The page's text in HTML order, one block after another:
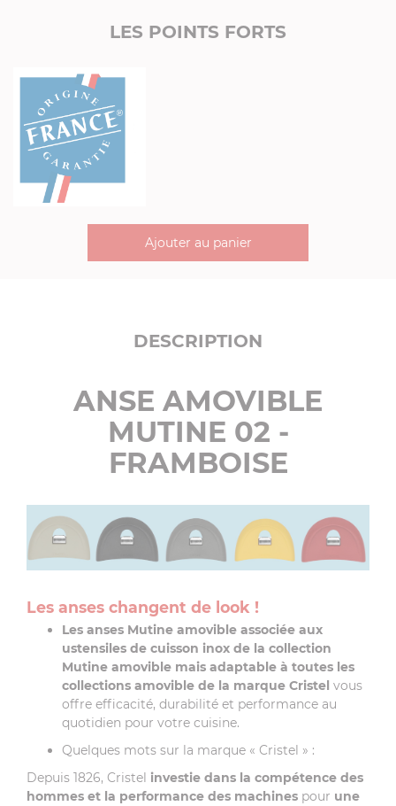
LES POINTS FORTS
Ajouter au panier
DESCRIPTION
ANSE AMOVIBLE
MUTINE 02 -
FRAMBOISE
Les anses changent de look !
Les anses Mutine amovible associée aux
ustensiles de cuisson inox de la collection
Mutine amovible mais adaptable à toutes les
collections amovible de la marque Cristel vous
offre efficacité, durabilité et performance au
quotidien pour votre cuisine.
Quelques mots sur la marque « Cristel » :
Depuis 1826, Cristel investie dans la compétence des
hommes et la performance des machines pour une